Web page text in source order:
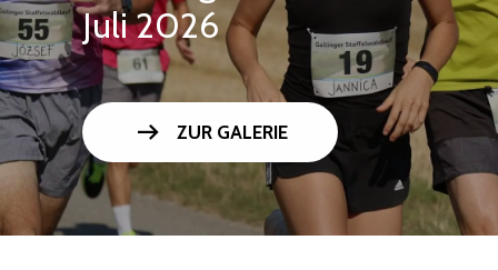
Juli 2026
arrow_right_alt ZUR GALERIE